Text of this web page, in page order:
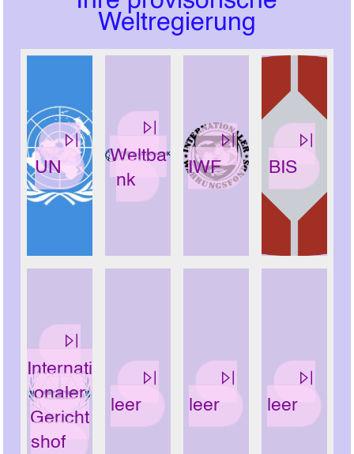
Weltregierung
UN
Weltba
nk
IWF BIS
Internati
onaler
Gericht
shof
leer leer leer